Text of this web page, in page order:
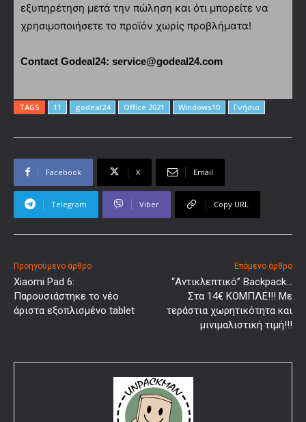
εξυπηρέτηση μετά την πώληση και ότι μπορείτε να
χρησιμοποιήσετε το προϊόν χωρίς προβλήματα!
Contact Godeal24: service@godeal24.com
TAGS 11 godeal24 Office 2021 Windows10 Γνήσια
Facebook X Email
Telegram Viber Copy URL
Προηγούμενο άρθρο
Xiaomi Pad 6:
Παρουσιάστηκε το νέο
άριστα εξοπλισμένο tablet
Επόμενο άρθρο
“Αντικλεπτικό” Backpack…
Στα 14€ ΚΟΜΠΛΕ!!! Με
τεράστια χωρητικότητα και
μινιμαλιστική τιμή!!!